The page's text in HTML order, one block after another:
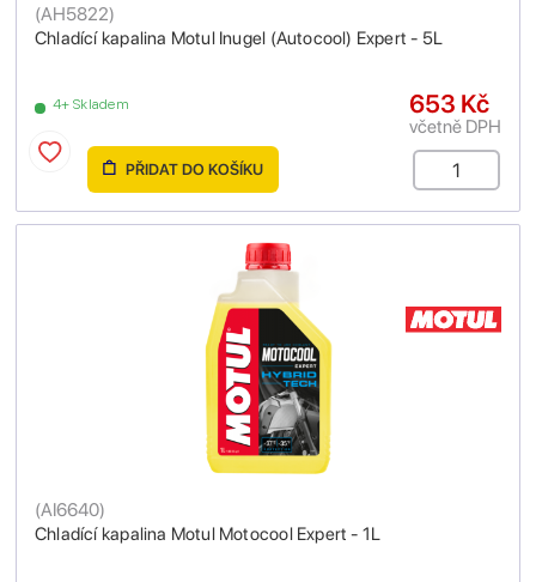
Chladící kapalina Motul Inugel (Autocool) Expert - 5L
(AH5822)
4+ Skladem 653 Kč
včetně DPH
PŘIDAT DO KOŠÍKU
Chladící kapalina Motul Motocool Expert - 1L
(AI6640)